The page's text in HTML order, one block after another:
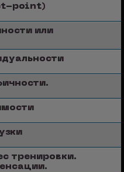
point)
или
тренировки.